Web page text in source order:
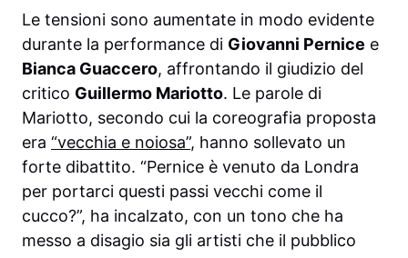
Le tensioni sono aumentate in modo evidente
durante la performance di Giovanni Pernice e
Bianca Guaccero, affrontando il giudizio del
critico Guillermo Mariotto. Le parole di
Mariotto, secondo cui la coreografia proposta
era “vecchia e noiosa”, hanno sollevato un
forte dibattito. “Pernice è venuto da Londra
per portarci questi passi vecchi come il
cucco?”, ha incalzato, con un tono che ha
messo a disagio sia gli artisti che il pubblico